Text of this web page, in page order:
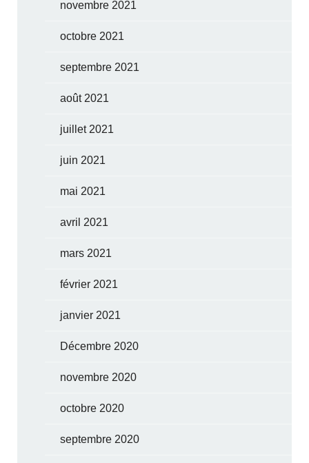
novembre 2021
octobre 2021
septembre 2021
août 2021
juillet 2021
juin 2021
mai 2021
avril 2021
mars 2021
février 2021
janvier 2021
Décembre 2020
novembre 2020
octobre 2020
septembre 2020